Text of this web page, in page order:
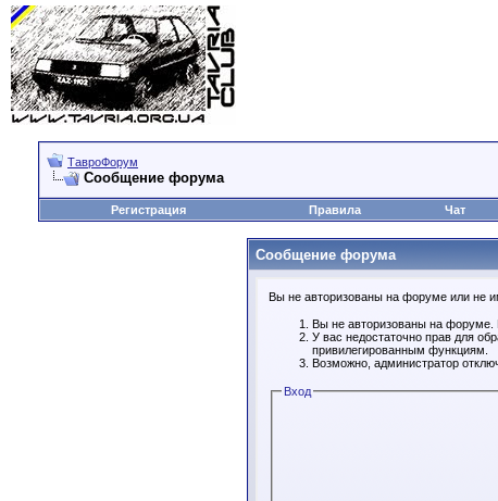
ТавроФорум
Сообщение форума
Регистрация Правила Чат
Сообщение форума
Вы не авторизованы на форуме или не
Вы не авторизованы на форуме.
У вас недостаточно прав для
привилегированным функциям.
Возможно, администратор
Вход